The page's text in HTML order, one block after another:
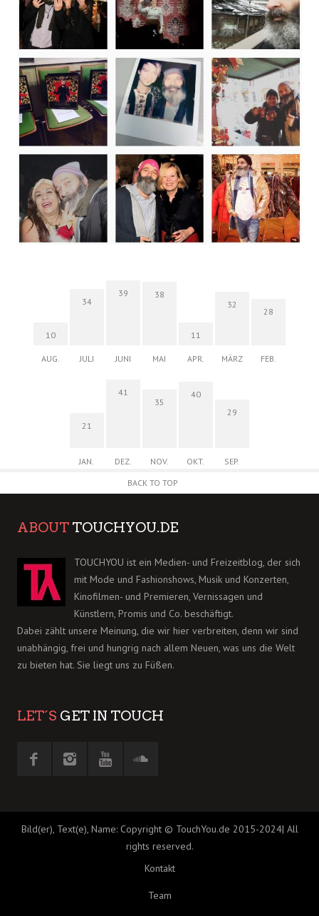
10
AUG.
34
JULI
39
JUNI
38
MAI
11
APR.
32
MÄRZ
28
FEB.
21
JAN.
41
DEZ.
35
NOV.
40
OKT.
29
SEP.
BACK TO TOP
ABOUT TOUCHYOU.DE
TOUCHYOU ist ein Medien- und Freizeitblog, der sich
mit Mode und Fashionshows, Musik und Konzerten,
Kinofilmen- und Premieren, Vernissagen und
Künstlern, Promis und Co. beschäftigt.
Dabei zählt unsere Meinung, die wir hier verbreiten, denn wir sind
unabhängig, frei und hungrig nach allem Neuen, was uns die Welt
zu bieten hat. Sie liegt uns zu Füßen.
LET´S GET IN TOUCH
Bild(er), Text(e), Name: Copyright © TouchYou.de 2015-2024| All
rights reserved.
Kontakt
Team